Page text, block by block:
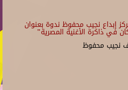
إبداع نجيب محفوظ ندوة بعنوان
في ذاكرة الأغنية المصرية"
نجيب محفوظ